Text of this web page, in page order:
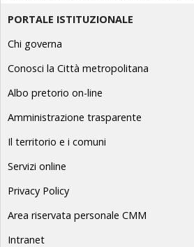
PORTALE ISTITUZIONALE
Chi governa
Conosci la Città metropolitana
Albo pretorio on-line
Amministrazione trasparente
Il territorio e i comuni
Servizi online
Privacy Policy
Area riservata personale CMM
Intranet